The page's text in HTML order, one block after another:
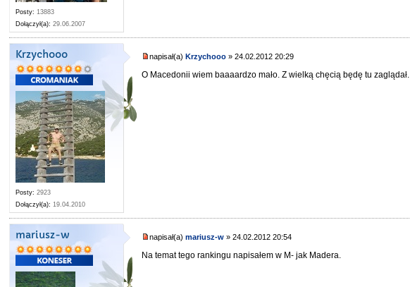
Posty: 13883
Dołączył(a): 29.06.2007
Krzychooo
Posty: 2923
Dołączył(a): 19.04.2010
napisał(a)Krzychooo » 24.02.2012 20:29
O Macedonii wiem baaaardzo mało. Z wielką chęcią będę tu zaglądał.
mariusz-w napisał(a)mariusz-w » 24.02.2012 20:54
Na temat tego rankingu napisałem w M- jak Madera.